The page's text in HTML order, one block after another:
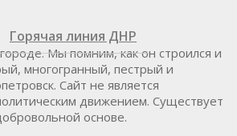
Горячая линия ДНР
Мы помним, как он строился и
многогранный, пестрый и
Cайт не является
движением. Существует
основе.